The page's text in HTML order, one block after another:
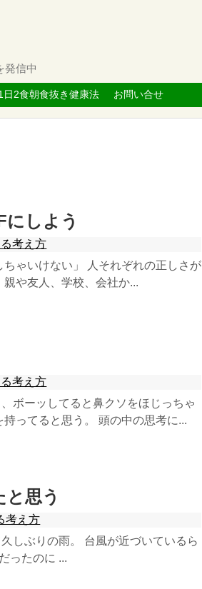
発信中
日2食朝食抜き健康法 お問い合せ
しよう
考え方
ちゃいけない」 人それぞれの正しさが
や友人、学校、会社か...
考え方
ボーッしてると鼻クソをほじっちゃ
ってると思う。 頭の中の思考に...
思う
考え方
しぶりの雨。 台風が近づいているら
ったのに ...